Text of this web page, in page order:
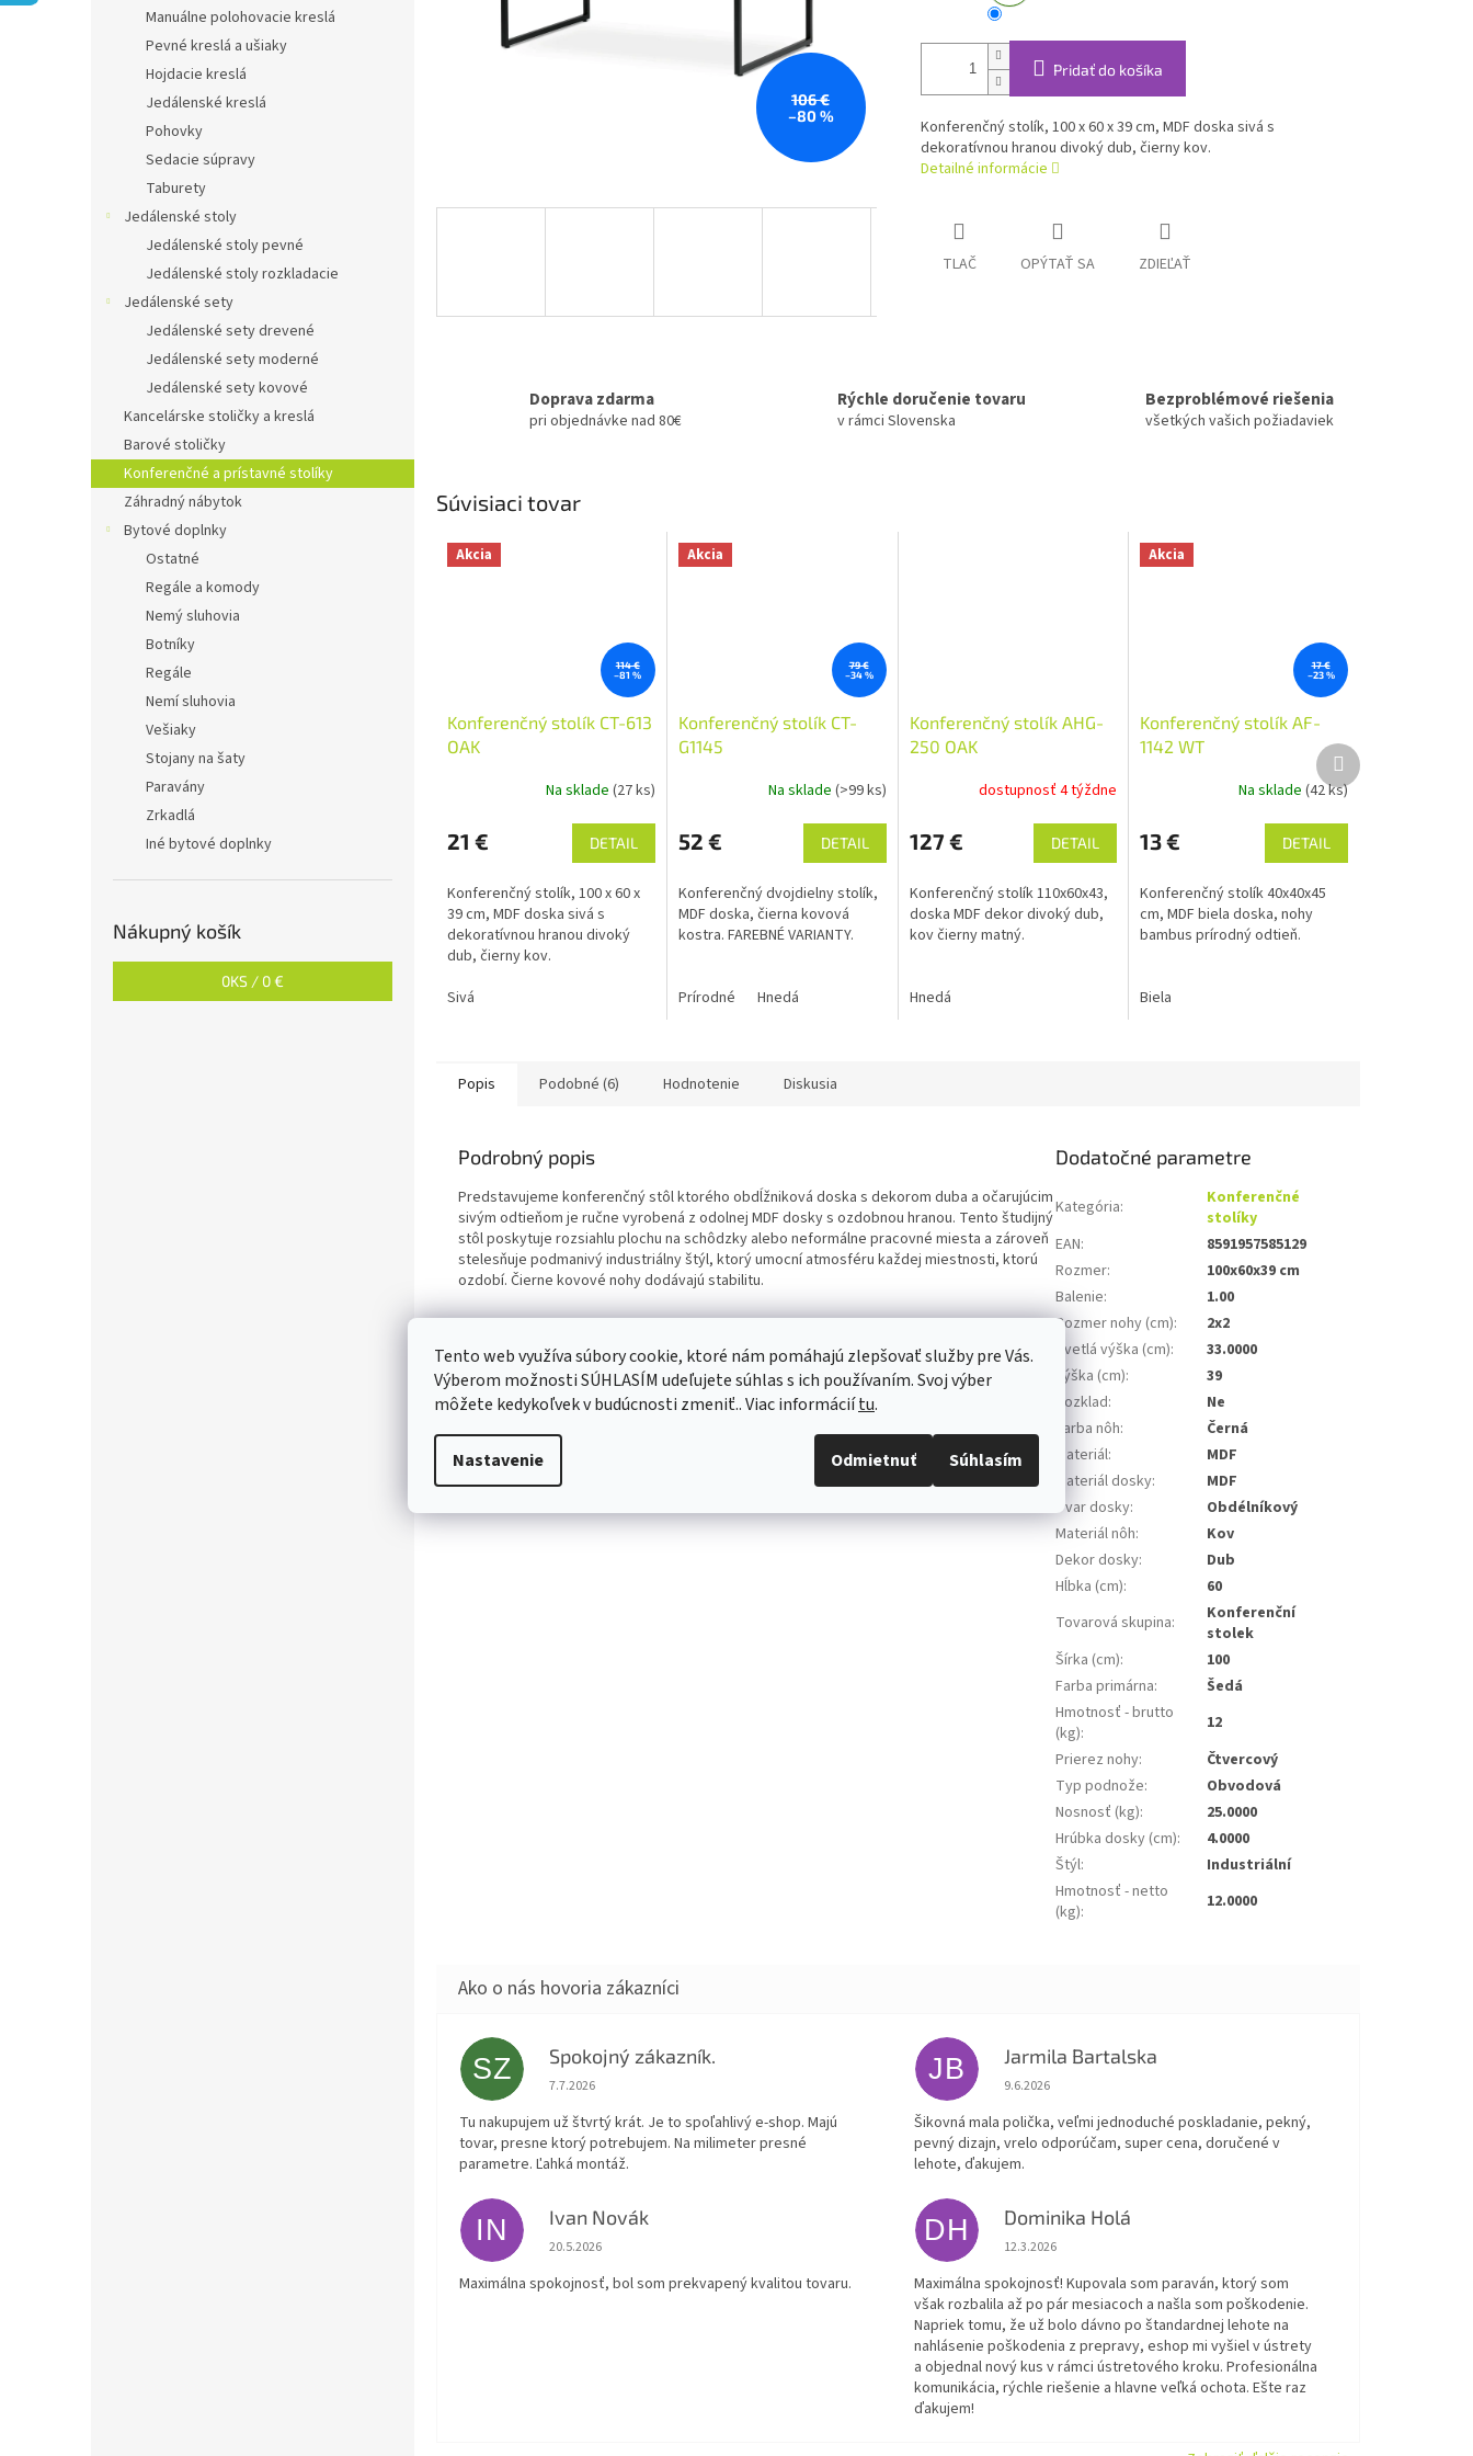
Tento web využíva súbory cookie, ktoré nám pomáhajú zlepšovať služby pre Vás.
Výberom možnosti SÚHLASÍM udeľujete súhlas s ich používaním. Svoj výber
môžete kedykoľvek v budúcnosti zmeniť.. Viac informáciítu.
Nastavenie Odmietnuť Súhlasím
Manuálne polohovacie kreslá
Pevné kreslá a ušiaky
Hojdacie kreslá
Jedálenské kreslá
Pohovky
Sedacie súpravy
Taburety
Jedálenské stoly
Jedálenské stoly pevné
Jedálenské stoly rozkladacie
Jedálenské sety
Jedálenské sety drevené
Jedálenské sety moderné
Jedálenské sety kovové
Kancelárske stoličky a kreslá
Barové stoličky
Konferenčné a prístavné stolíky
Záhradný nábytok
Bytové doplnky
Ostatné
Regále a komody
Nemý sluhovia
Botníky
Regále
Nemí sluhovia
Vešiaky
Stojany na šaty
Paravány
Zrkadlá
Iné bytové doplnky
Nákupný košík
0KS / 0 €
106 €
–80 %
Pridať do košíka
Konferenčný stolík, 100 x 60 x 39 cm, MDF doska sivá s
dekoratívnou hranou divoký dub, čierny kov.
Detailné informácie
TLAČ OPÝTAŤ SA ZDIEĽAŤ
Doprava zdarma
pri objednávke nad 80€
Rýchle doručenie tovaru
v rámci Slovenska
Bezproblémové riešenia
všetkých vašich požiadaviek
Súvisiaci tovar
Akcia
114 €
–81 %
Konferenčný stolík CT-613
OAK
Na sklade (27 ks)
21 € DETAIL
Konferenčný stolík, 100 x 60 x
39 cm, MDF doska sivá s
dekoratívnou hranou divoký
dub, čierny kov.
Sivá
Akcia
79 €
–34 %
Konferenčný stolík CT-
G1145
Na sklade (>99 ks)
52 € DETAIL
Konferenčný dvojdielny stolík,
MDF doska, čierna kovová
kostra. FAREBNÉ VARIANTY.
Prírodné Hnedá
Konferenčný stolík AHG-
250 OAK
dostupnosť 4 týždne
127 € DETAIL
Konferenčný stolík 110x60x43,
doska MDF dekor divoký dub,
kov čierny matný.
Hnedá
Akcia
17 €
–23 %
Konferenčný stolík AF-
1142 WT
Na sklade (42 ks)
13 € DETAIL
Konferenčný stolík 40x40x45
cm, MDF biela doska, nohy
bambus prírodný odtieň.
Biela
Ďalší
produkt
Popis Podobné (6) Hodnotenie Diskusia
Podrobný popis
Predstavujeme konferenčný stôl ktorého obdĺžniková doska s dekorom duba a očarujúcim
sivým odtieňom je ručne vyrobená z odolnej MDF dosky s ozdobnou hranou. Tento študijný
stôl poskytuje rozsiahlu plochu na schôdzky alebo neformálne pracovné miesta a zároveň
stelesňuje podmanivý industriálny štýl, ktorý umocní atmosféru každej miestnosti, ktorú
ozdobí. Čierne kovové nohy dodávajú stabilitu.
Dodatočné parametre
Kategória:
Konferenčné
stolíky
EAN:
8591957585129
Rozmer:
100x60x39 cm
Balenie:
1.00
Rozmer nohy (cm):
2x2
Svetlá výška (cm):
33.0000
Výška (cm):
39
Rozklad:
Ne
Farba nôh:
Černá
Materiál:
MDF
Materiál dosky:
MDF
Tvar dosky:
Obdélníkový
Materiál nôh:
Kov
Dekor dosky:
Dub
Hĺbka (cm):
60
Tovarová skupina:
Konferenční
stolek
Šírka (cm):
100
Farba primárna:
Šedá
Hmotnosť - brutto
(kg):
12
Prierez nohy:
Čtvercový
Typ podnože:
Obvodová
Nosnosť (kg):
25.0000
Hrúbka dosky (cm):
4.0000
Štýl:
Industriální
Hmotnosť - netto
(kg): 12.0000
SZ Spokojný zákazník.
Hodnotenie obchodu je 5 z 5 hviezdičiek.
7.7.2026
Tu nakupujem už štvrtý krát. Je to spoľahlivý e-shop. Majú
tovar, presne ktorý potrebujem. Na milimeter presné
parametre. Ľahká montáž.
JB Jarmila Bartalska
Hodnotenie obchodu je 5 z 5 hviezdičiek.
9.6.2026
Šikovná mala polička, veľmi jednoduché poskladanie, pekný,
pevný dizajn, vrelo odporúčam, super cena, doručené v
lehote, ďakujem.
IN Ivan Novák
Hodnotenie obchodu je 5 z 5 hviezdičiek.
20.5.2026
Maximálna spokojnosť, bol som prekvapený kvalitou tovaru.
DH Dominika Holá
Hodnotenie obchodu je 5 z 5 hviezdičiek.
12.3.2026
Maximálna spokojnosť! Kupovala som paraván, ktorý som
však rozbalila až po pár mesiacoch a našla som poškodenie.
Napriek tomu, že už bolo dávno po štandardnej lehote na
nahlásenie poškodenia z prepravy, eshop mi vyšiel v ústrety
a objednal nový kus v rámci ústretového kroku. Profesionálna
komunikácia, rýchle riešenie a hlavne veľká ochota. Ešte raz
ďakujem!